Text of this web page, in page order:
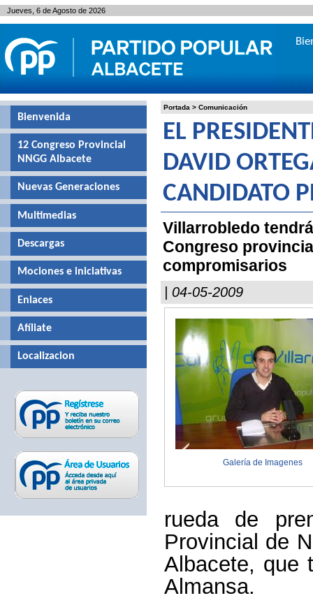
Portada > Comunicación
EL
DAVID
CANDIDATO
Villarrobledo
Congreso
compromisarios
| 04-05-2009
Galería de Imagenes
rueda de
Provincial de
Albacete, que
Almansa.
Bienvenida
12 Congreso Provincial
NNGG Albacete
Nuevas Generaciones
Multimedias
Descargas
Mociones e iniciativas
Enlaces
Afíliate
Localizacion
Jueves, 6 de Agosto de 2026